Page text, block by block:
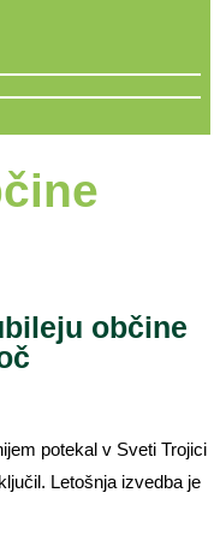
občine
potekal v Sveti Trojici
Letošnja izvedba je